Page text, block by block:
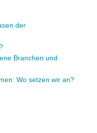
der
Branchen und
Wo setzen wir an?